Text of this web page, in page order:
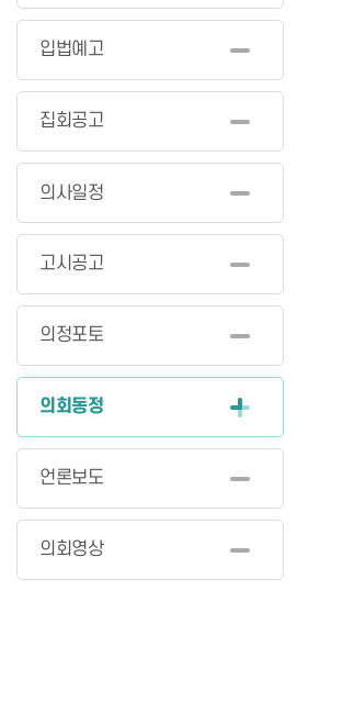
입법예고
집회공고
의사일정
고시공고
의정포토
의회동정
언론보도
의회영상